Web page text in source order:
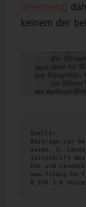
Ortenberg;
keinem der
Quelle:
Beiträge zur
essen, G.
Zeitschrift des
hte und
www.fuldig.hs-
© CC0 1.0